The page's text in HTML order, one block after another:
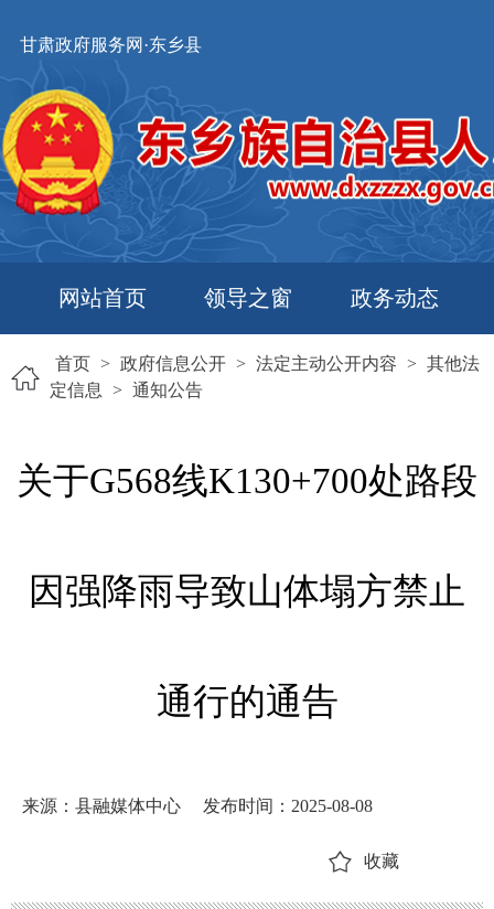
甘肃政府服务网·东乡县
网站首页 领导之窗 政务动态
首页 > 政府信息公开 > 法定主动公开内容 > 其他法
定信息
> 通知公告
关于G568线K130+700处路段
因强降雨导致山体塌方禁止
通行的通告
来源：县融媒体中心 发布时间：2025-08-08
收藏